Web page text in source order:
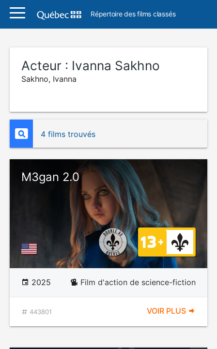
Répertoire des films classés
Acteur : Ivanna Sakhno
Sakhno, Ivanna
4 films trouvés
M3gan 2.0
2025 Film d'action de science-fiction
443801 VOIR PLUS